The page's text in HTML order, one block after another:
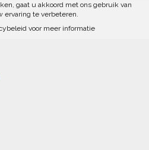
gaat u akkoord met ons gebruik van
ervaring te verbeteren.
voor meer informatie